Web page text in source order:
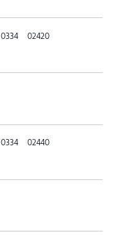
0334 02420
0334 02440